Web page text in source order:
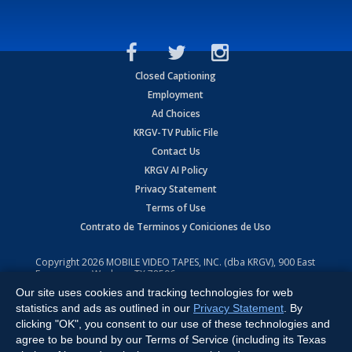
Closed Captioning
Employment
Ad Choices
KRGV-TV Public File
Contact Us
KRGV AI Policy
Privacy Statement
Terms of Use
Contrato de Terminos y Coniciones de Uso
Copyright2026 MOBILE VIDEO TAPES, INC. (dba KRGV), 900 East
Expressway, Weslaco, TX 78596.
All Rights Reserved. Powered by:Ruby Shore Software
Our site uses cookies and tracking technologies for web
statistics and ads as outlined in our Privacy Statement . By
clicking "OK", you consent to our use of these technologies and
agree to be bound by our Terms of Service (including its Texas